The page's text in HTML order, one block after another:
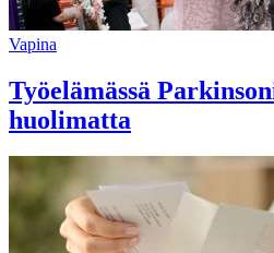
Vapina
Työelämässä
huolimatta